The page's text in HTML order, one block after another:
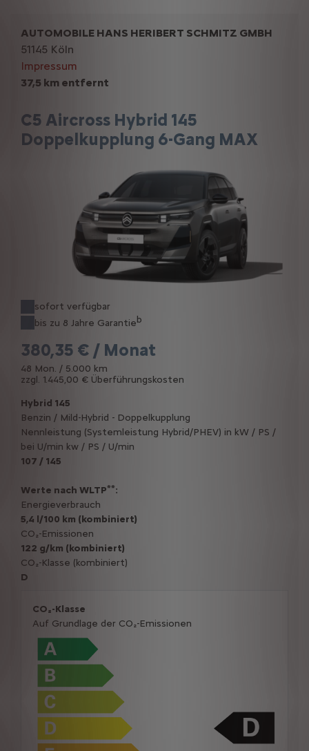
37,5 km entfernt
C5 Aircross Hybrid 145
Doppelkupplung 6-Gang MAX
sofort verfügbar
bis zu 8 Jahre Garantieb
380,35 € / Monat
48 Mon. / 5.000 km
zzgl. 1.445,00 € Überführungskosten
AUTOMOBILE HANS HERIBERT SCHMITZ GMBH
51145 Köln
Impressum
Hybrid 145
Benzin / Mild-Hybrid - Doppelkupplung
Nennleistung (Systemleistung Hybrid/PHEV) in kW / PS /
bei U/min kw / PS / U/min
107 / 145
Werte nach WLTP**:
Energieverbrauch
5,4 l/100 km (kombiniert)
CO₂-Emissionen
122 g/km (kombiniert)
CO₂-Klasse (kombiniert)
D
CO₂-Klasse
Auf Grundlage der CO₂-Emissionen